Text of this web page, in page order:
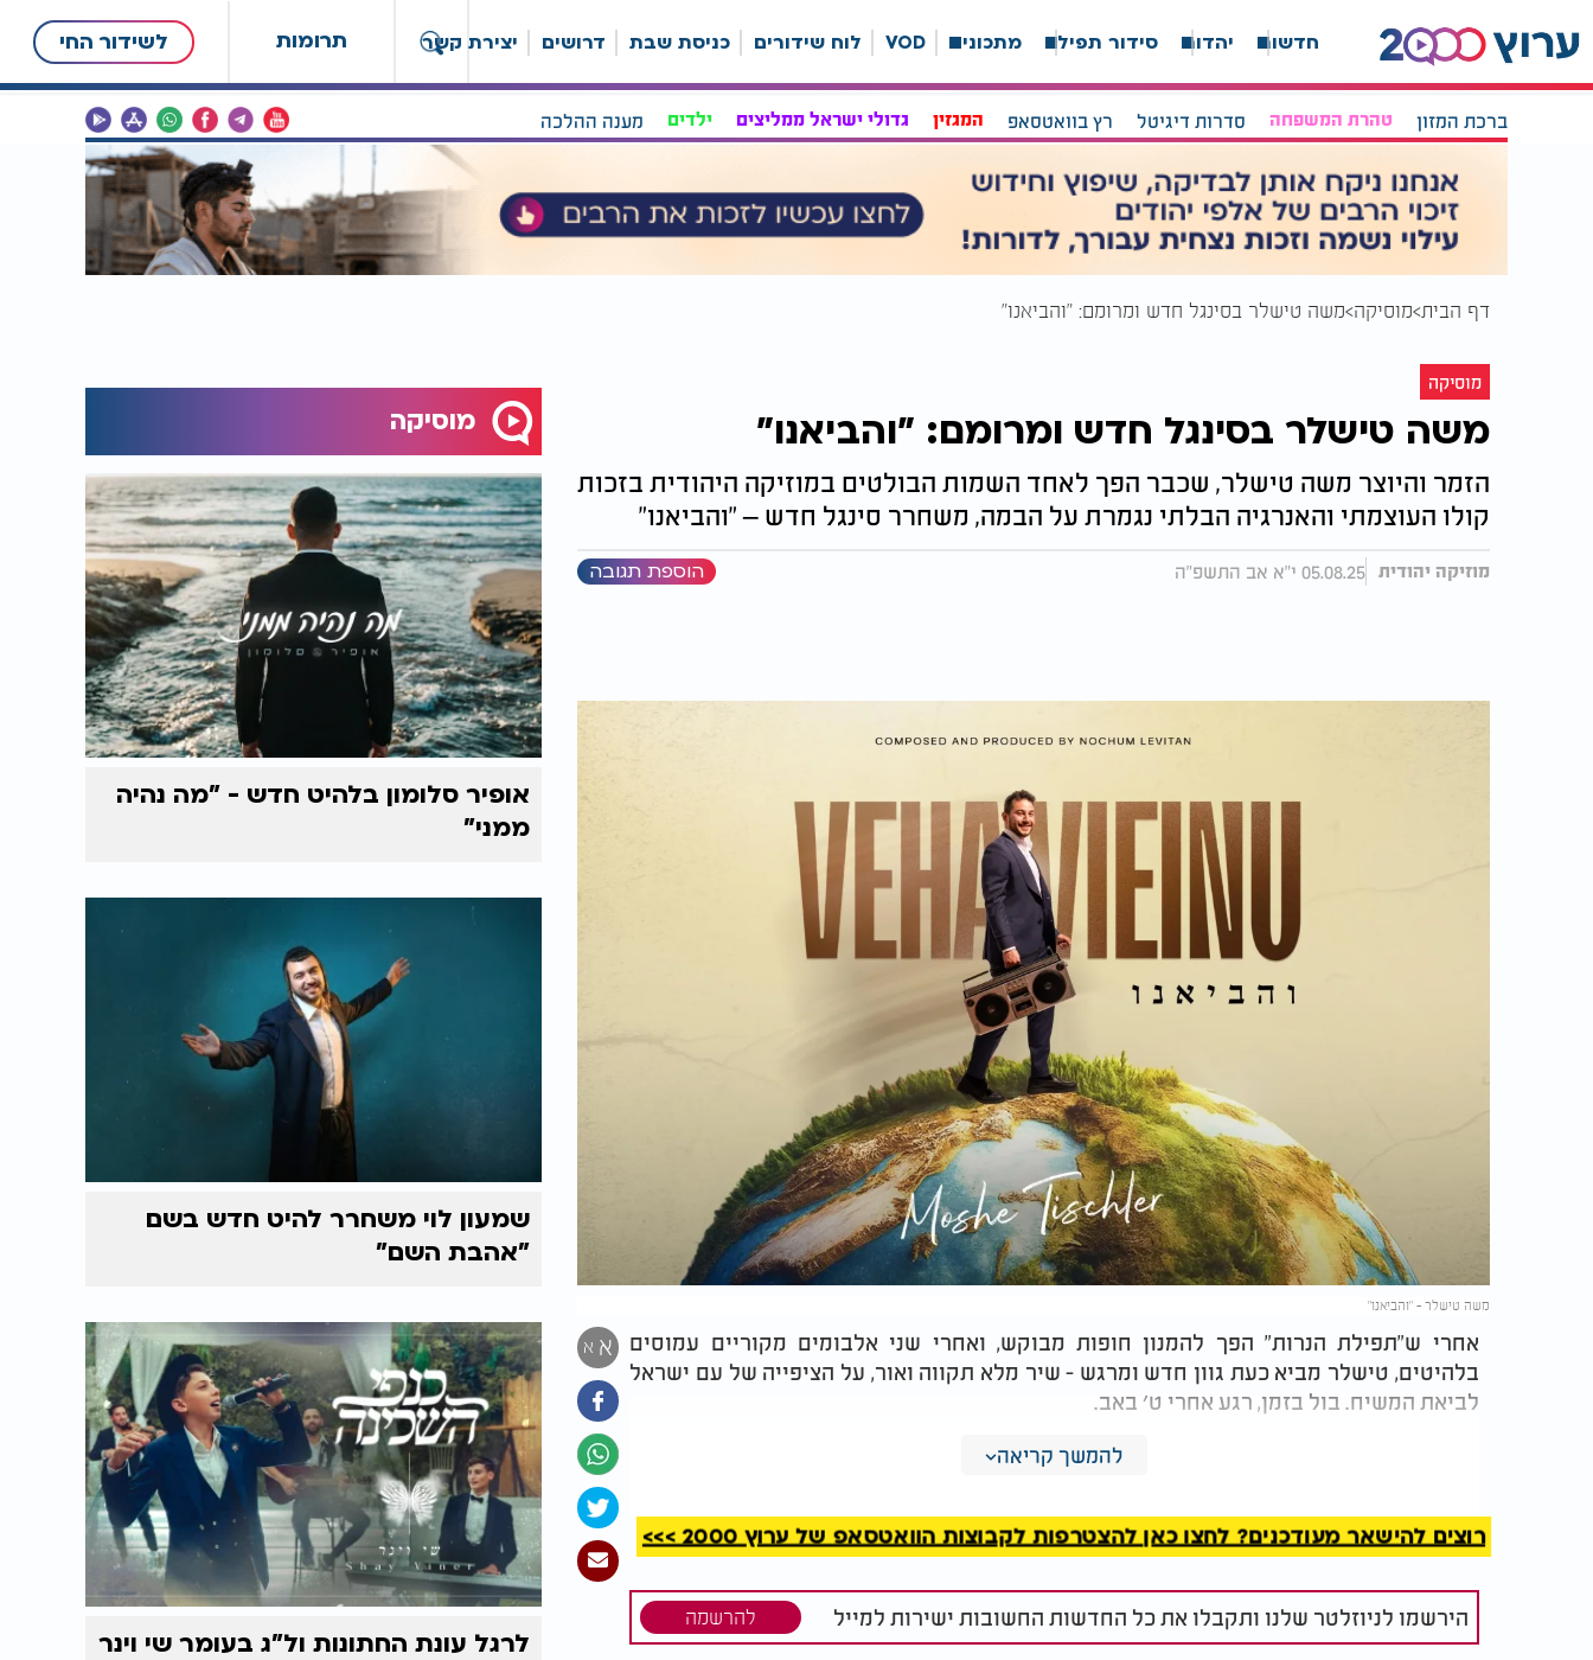
תרומות לשידור החי חדשות יהדות סידור תפילה מתכונים VOD לוח שידורים כניסת שבת דרושים יצירת קשר
ברכת המזון טהרת המשפחה סדרות דיגיטל רץ בוואטסאפ המגזין גדולי ישראל ממליצים ילדים מענה ההלכה
דף הבית מוסיקה משה טישלר בסינגל חדש ומרומם: "והביאנו"
מוסיקה
משה טישלר בסינגל חדש ומרומם: "והביאנו"
הזמר והיוצר משה טישלר, שכבר הפך לאחד השמות הבולטים במוזיקה היהודית בזכות
קולו העוצמתי והאנרגיה הבלתי נגמרת על הבמה, משחרר סינגל חדש – "והביאנו"
מוזיקה יהודית 05.08.25 י"א אב התשפ"ה הוספת תגובה
משה טישלר - "והביאנו"
א א
אחרי ש"תפילת הנרות" הפך להמנון חופות מבוקש, ואחרי שני אלבומים מקוריים עמוסים
בלהיטים, טישלר מביא כעת גוון חדש ומרגש - שיר מלא תקווה ואור, על הציפייה של עם ישראל
לביאת המשיח. בול בזמן, רגע אחרי ט׳ באב.
הסינגל החדש הולחן והופק על ידי נחום לויתן, ומביא איתו מסר מרומם עם הפקה מוזיקלית
להמשך קריאה
רוצים להישאר מעודכנים? לחצו כאן להצטרפות לקבוצות הוואטסאפ של ערוץ 2000 >>>
הירשמו לניוזלטר שלנו ותקבלו את כל החדשות החשובות ישירות למייל להרשמה
מוסיקה
אופיר סלומון בלהיט חדש - "מה נהיה
ממני"
שמעון לוי משחרר להיט חדש בשם
"אהבת השם"
לרגל עונת החתונות ול"ג בעומר שי וינר